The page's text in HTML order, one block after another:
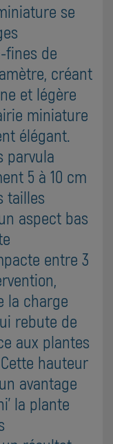
se
de
créant
et légère
miniature
élégant.
parvula
5 à 10 cm
tailles
aspect bas
entre 3
la charge
rebute de
aux plantes
hauteur
avantage
la plante